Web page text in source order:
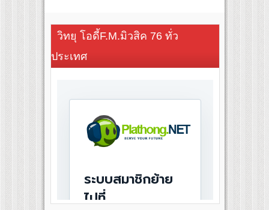
วิทยุ โอดี้F.M.มิวสิค 76 ทั่ว
ประเทศ